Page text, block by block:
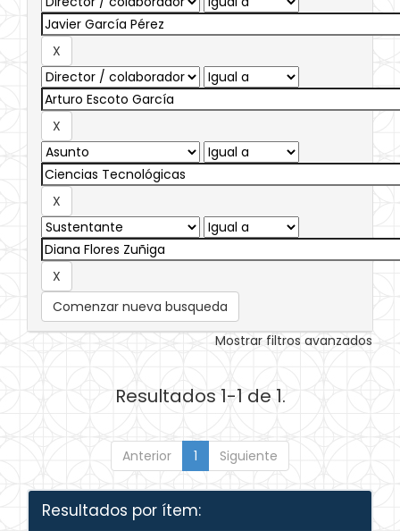
Comenzar nueva busqueda
Mostrar filtros avanzados
Resultados 1-1 de 1.
Anterior 1 Siguiente
Resultados por ítem: